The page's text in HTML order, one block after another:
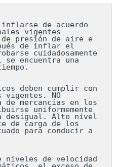
inflarse de acuerdo
vigentes
presión de aire e
de inflar el
cuidadosamente
encuentra una
deben cumplir con
vigentes. NO
de mercancías en los
uniformemente
desigual. Alto nivel
de carga de los
para conducir a
de velocidad